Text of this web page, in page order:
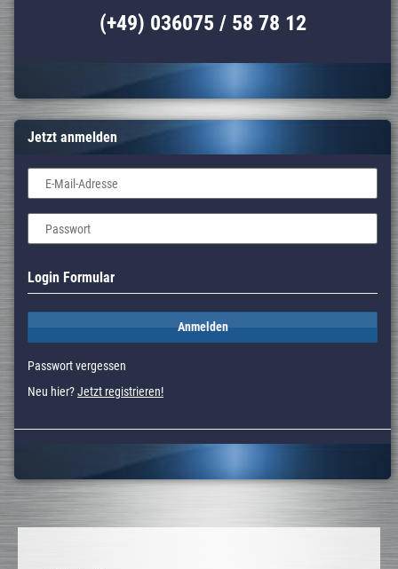
(+49) 036075 / 58 78 12
Jetzt anmelden
E-Mail-Adresse
Passwort
Login Formular
Anmelden
Passwort vergessen
Neu hier?Jetzt registrieren!